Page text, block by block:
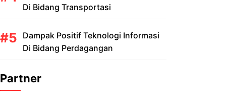
Di Bidang Transportasi
Dampak Positif Teknologi Informasi
Di Bidang Perdagangan
Partner